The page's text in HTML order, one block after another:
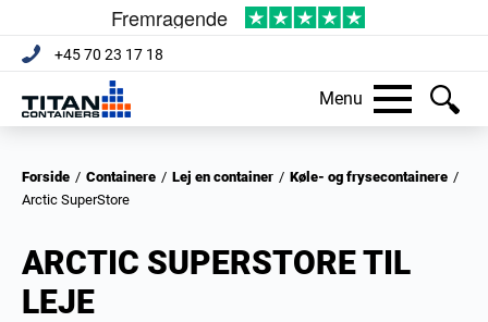
+45 70 23 17 18
Menu
Forside / Containere / Lej en container / Køle- og frysecontainere /
Arctic SuperStore
ARCTIC SUPERSTORE TIL
LEJE